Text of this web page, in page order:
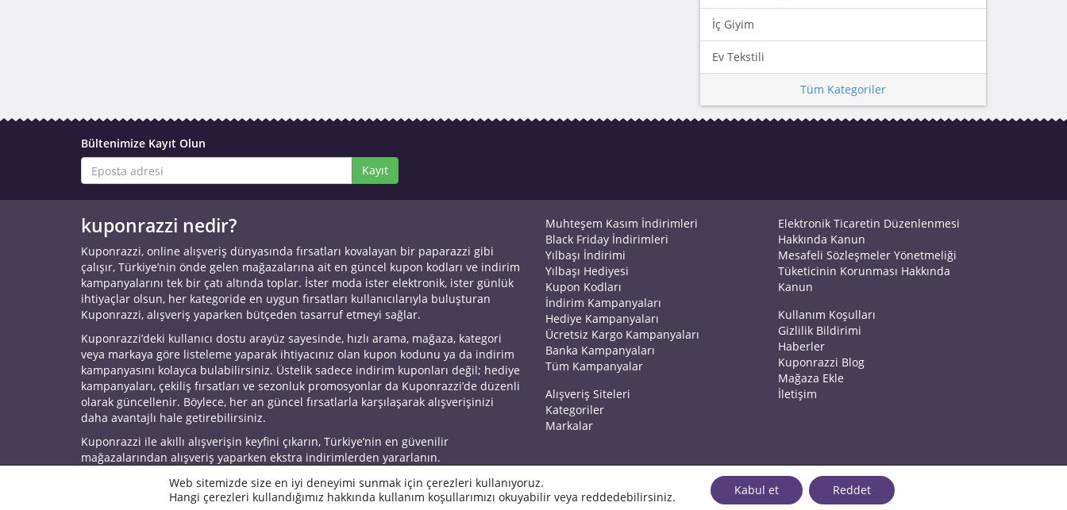
İç Giyim
Ev Tekstili
Tüm Kategoriler
Bültenimize Kayıt Olun
Kayıt
kuponrazzi nedir?
Kuponrazzi, online alışveriş dünyasında fırsatları kovalayan bir paparazzi gibi
çalışır, Türkiye’nin önde gelen mağazalarına ait en güncel kupon kodları ve indirim
kampanyalarını tek bir çatı altında toplar. İster moda ister elektronik, ister günlük
ihtiyaçlar olsun, her kategoride en uygun fırsatları kullanıcılarıyla buluşturan
Kuponrazzi, alışveriş yaparken bütçeden tasarruf etmeyi sağlar.
Kuponrazzi’deki kullanıcı dostu arayüz sayesinde, hızlı arama, mağaza, kategori
veya markaya göre listeleme yaparak ihtiyacınız olan kupon kodunu ya da indirim
kampanyasını kolayca bulabilirsiniz. Üstelik sadece indirim kuponları değil; hediye
kampanyaları, çekiliş fırsatları ve sezonluk promosyonlar da Kuponrazzi’de düzenli
olarak güncellenir. Böylece, her an güncel fırsatlarla karşılaşarak alışverişinizi
daha avantajlı hale getirebilirsiniz.
Kuponrazzi ile akıllı alışverişin keyfini çıkarın, Türkiye’nin en güvenilir
mağazalarından alışveriş yaparken ekstra indirimlerden yararlanın.
Muhteşem Kasım İndirimleri
Black Friday İndirimleri
Yılbaşı İndirimi
Yılbaşı Hediyesi
Kupon Kodları
İndirim Kampanyaları
Hediye Kampanyaları
Ücretsiz Kargo Kampanyaları
Banka Kampanyaları
Tüm Kampanyalar
Alışveriş Siteleri
Kategoriler
Markalar
Elektronik Ticaretin Düzenlenmesi
Hakkında Kanun
Mesafeli Sözleşmeler Yönetmeliği
Tüketicinin Korunması Hakkında
Kanun
Kullanım Koşulları
Gizlilik Bildirimi
Haberler
Kuponrazzi Blog
Mağaza Ekle
İletişim
© 2026 KuponrazziWeb sitemizde size en iyi deneyimi sunmak için çerezleri kullanıyoruz.
Hangi çerezleri kullandığımız hakkında kullanım koşullarımızı okuyabilir veya reddedebilirsiniz.
Kabul et Reddet